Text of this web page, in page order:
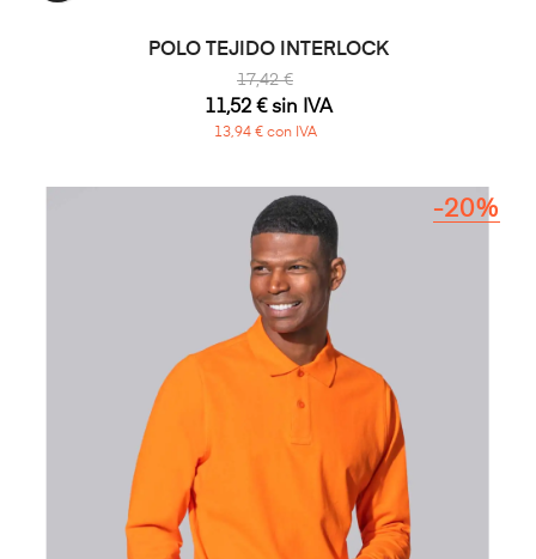
POLO TEJIDO INTERLOCK
17,42 €
11,52 € sin IVA
13,94 € con IVA
-20%